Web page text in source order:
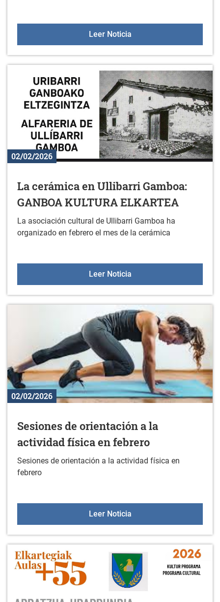
Leer NoticiaFormación gratuita
02/02/2026
La cerámica en Ullibarri Gamboa:
GANBOA KULTURA ELKARTEA
La asociación cultural de Ullibarri Gamboa ha
organizado en febrero el mes de la cerámica
Leer NoticiaLa cerámica en Ullibarri
02/02/2026
Sesiones de orientación a la
actividad física en febrero
Sesiones de orientación a la actividad física en
febrero
Leer NoticiaSesiones de